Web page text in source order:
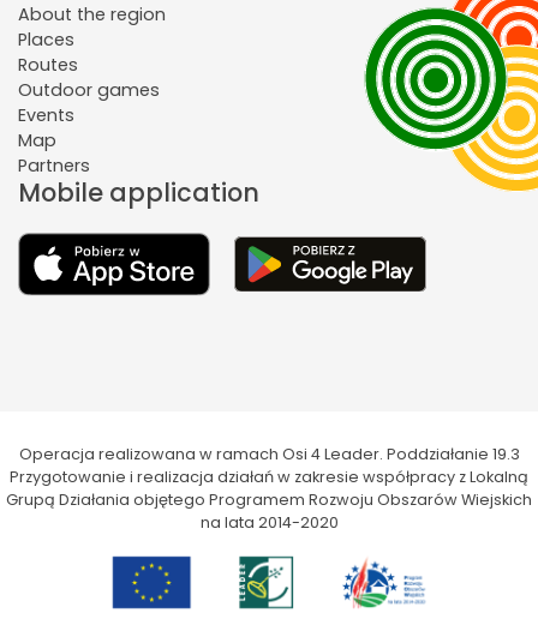
About the region
Places
Routes
Outdoor games
Events
Map
Partners
Mobile application
Operacja realizowana w ramach Osi 4 Leader. Poddziałanie 19.3
Przygotowanie i realizacja działań w zakresie współpracy z Lokalną
Grupą Działania objętego Programem Rozwoju Obszarów Wiejskich
na lata 2014-2020